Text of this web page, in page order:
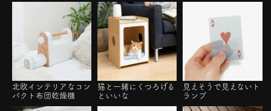
北欧インテリアなコン
パクト布団乾燥機
猫と一緒にくつろげる
といいな
見えそうで見えないト
ランプ